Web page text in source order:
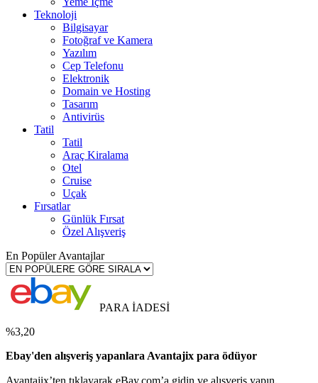
Teknoloji
Bilgisayar
Fotoğraf ve Kamera
Yazılım
Cep Telefonu
Elektronik
Domain ve Hosting
Tasarım
Antivirüs
Tatil
Tatil
Araç Kiralama
Otel
Cruise
Uçak
Fırsatlar
Günlük Fırsat
Özel Alışveriş
En Popüler Avantajlar
PARA İADESİ
%3,20
Ebay'den alışveriş yapanlara Avantajix para ödüyor
Avantajix’ten tıklayarak eBay.com’a gidin ve alışveriş yapın.